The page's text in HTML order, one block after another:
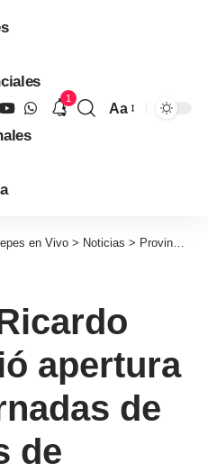
1
Aa
en Vivo > Noticias > Provinciales
apertura
de
de